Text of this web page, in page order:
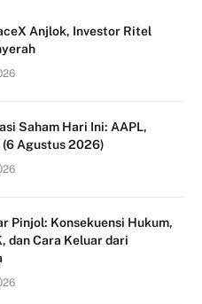
Anjlok, Investor Ritel
Saham Hari Ini: AAPL,
(6 Agustus 2026)
Pinjol: Konsekuensi Hukum,
dan Cara Keluar dari